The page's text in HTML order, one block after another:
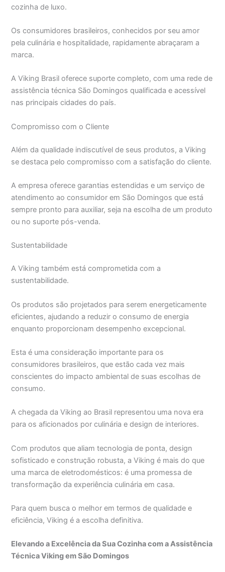
cozinha de luxo.
Os consumidores brasileiros, conhecidos por seu amor
pela culinária e hospitalidade, rapidamente abraçaram a
marca.
A Viking Brasil oferece suporte completo, com uma rede de
assistência técnica São Domingos qualificada e acessível
nas principais cidades do país.
Compromisso com o Cliente
Além da qualidade indiscutível de seus produtos, a Viking
se destaca pelo compromisso com a satisfação do cliente.
A empresa oferece garantias estendidas e um serviço de
atendimento ao consumidor em São Domingos que está
sempre pronto para auxiliar, seja na escolha de um produto
ou no suporte pós-venda.
Sustentabilidade
A Viking também está comprometida com a
sustentabilidade.
Os produtos são projetados para serem energeticamente
eficientes, ajudando a reduzir o consumo de energia
enquanto proporcionam desempenho excepcional.
Esta é uma consideração importante para os
consumidores brasileiros, que estão cada vez mais
conscientes do impacto ambiental de suas escolhas de
consumo.
A chegada da Viking ao Brasil representou uma nova era
para os aficionados por culinária e design de interiores.
Com produtos que aliam tecnologia de ponta, design
sofisticado e construção robusta, a Viking é mais do que
uma marca de eletrodomésticos: é uma promessa de
transformação da experiência culinária em casa.
Para quem busca o melhor em termos de qualidade e
eficiência, Viking é a escolha definitiva.
Elevando a Excelência da Sua Cozinha com a Assistência
Técnica Viking em São Domingos